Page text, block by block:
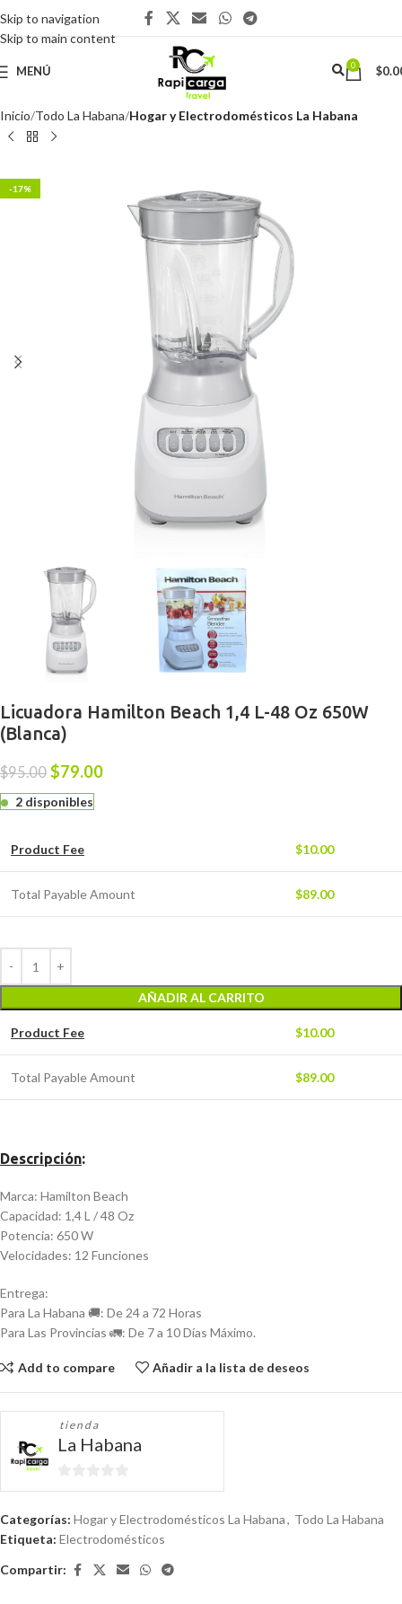
Skip to navigation
Skip to main content
MENÚ 0 $
Inicio Todo La Habana Hogar y Electrodomésticos La Habana
-17%
Licuadora Hamilton Beach 1,4 L-48 Oz 650W
(Blanca)
$95.00 $79.00
2 disponibles
Product Fee $10.00
Total Payable Amount $89.00
AÑADIR AL CARRITO
Product Fee $10.00
Total Payable Amount $89.00
Descripción:
Marca: Hamilton Beach
Capacidad: 1,4 L / 48 Oz
Potencia: 650 W
Velocidades: 12 Funciones
Entrega:
Para La Habana 🚚: De 24 a 72 Horas
Para Las Provincias 🚛: De 7 a 10 Días Máximo.
Add to compare Añadir a la lista de deseos
tienda
La Habana
0
Categorías: Hogar y Electrodomésticos La Habana, Todo La Habana
Etiqueta: Electrodomésticos
Compartir: